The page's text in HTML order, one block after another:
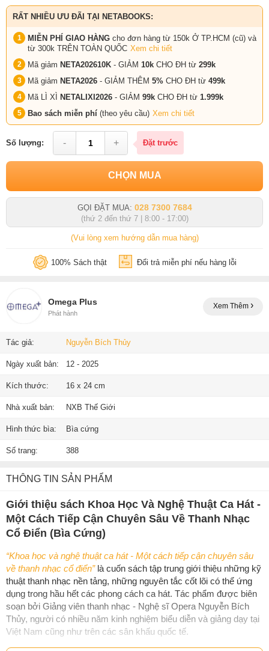
RẤT NHIỀU ƯU ĐÃI TẠI NETABOOKS:
MIỄN PHÍ GIAO HÀNG cho đơn hàng từ 150k Ở TP.HCM (cũ) và
từ 300k TRÊN TOÀN QUỐC Xem chi tiết
Mã giảm NETA202610K - GIẢM 10k CHO ĐH từ 299k
Mã giảm NETA2026 - GIẢM THÊM 5% CHO ĐH từ 499k
Mã LÌ XÌ NETALIXI2026 - GIẢM 99k CHO ĐH từ 1.999k
Bao sách miễn phí (theo yêu cầu) Xem chi tiết
Số lượng: - + Đặt trước
CHỌN MUA
GỌI ĐẶT MUA: 028 7300 7684
(thứ 2 đến thứ 7 | 8:00 - 17:00)
(Vui lòng xem hướng dẫn mua hàng)
100% Sách thật Đổi trả miễn phí nếu hàng lỗi
Omega Plus
Phát hành
Xem Thêm
Tác giả: Nguyễn Bích Thủy
Ngày xuất bản: 12 - 2025
Kích thước: 16 x 24 cm
Nhà xuất bản: NXB Thế Giới
Hình thức bìa: Bìa cứng
Số trang: 388
THÔNG TIN SẢN PHẨM
Giới thiệu sách Khoa Học Và Nghệ Thuật Ca Hát -
Một Cách Tiếp Cận Chuyên Sâu Về Thanh Nhạc
Cổ Điển (Bìa Cứng)
“Khoa học và nghệ thuật ca hát - Một cách tiếp cận chuyên sâu
về thanh nhạc cổ điển”là cuốn sách tập trung giới thiệu những kỹ
thuật thanh nhạc nền tảng, những nguyên tắc cốt lõi có thể ứng
dụng trong hầu hết các phong cách ca hát. Tác phẩm được biên
soạn bởi Giảng viên thanh nhạc - Nghệ sĩ Opera Nguyễn Bích
Thủy, người có nhiều năm kinh nghiệm biểu diễn và giảng dạy tại
Việt Nam cũng như trên các sân khấu quốc tế.